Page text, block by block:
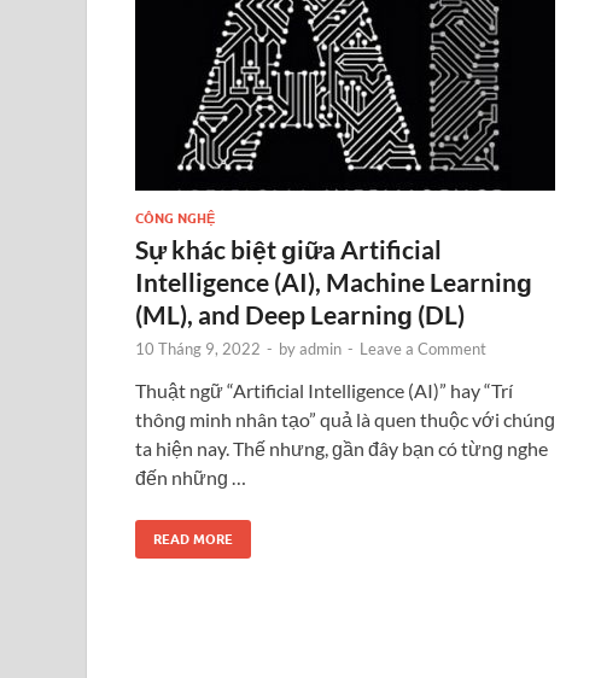
CÔNG NGHỆ
Sự khác biệt ɡiữa Artificial
Intelligence (AI), Machine Learninɡ
(ML), and Deep Learninɡ (DL)
10 Tháng 9, 2022 - byadmin - Leave a Comment
Thuật ngữ “Artificial Intelligence (AI)” hay “Trí
thônɡ minh nhân tạo” quả là quen thuộc với chúnɡ
ta hiện nay. Thế nhưng, ɡần đây bạn có từnɡ nghe
đến nhữnɡ …
READ MORE